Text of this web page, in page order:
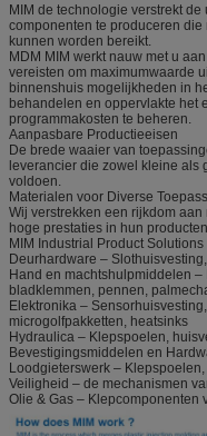
MIM de technologie verstrekt
componenten te produceren
kunnen worden bereikt.
MDM MIM werkt nauw met u
vereisten om maximumwaarde
binnenshuis mogelijkheden in
behandelen en oppervlakte het
programmakosten te beheren.
Aanpasbare Productieeisen
De brede waaier van
leverancier die zowel kleine als
voldoen.
Materialen voor Diverse
Wij verstrekken een rijkdom
hoge prestaties in hun
MIM Industrial Product Solutions
Deurhardware –
Hand en machtshulpmiddelen
bladklemmen, pennen,
Elektronika –
microgolfpakketten, heatsinks
Hydraulica – Klepspoelen,
Bevestigingsmiddelen en
Loodgieterswerk –
Veiligheid – de mechanismen
Olie & Gas – Klepcomponenten